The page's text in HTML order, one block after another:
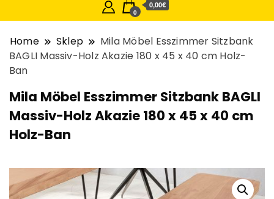
0
0,00€
Home Sklep
Mila Möbel Esszimmer Sitzbank
BAGLI Massiv-Holz Akazie 180 x 45 x 40 cm Holz-
Ban
Mila Möbel Esszimmer Sitzbank BAGLI
Massiv-Holz Akazie 180 x 45 x 40 cm
Holz-Ban